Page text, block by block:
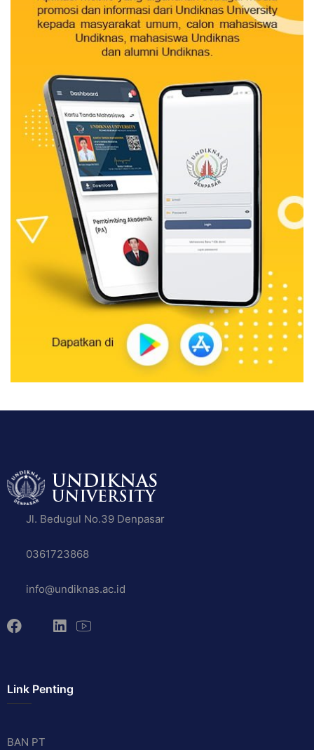
Jl. Bedugul No.39 Denpasar
0361723868
info@undiknas.ac.id
Link Penting
BAN PT